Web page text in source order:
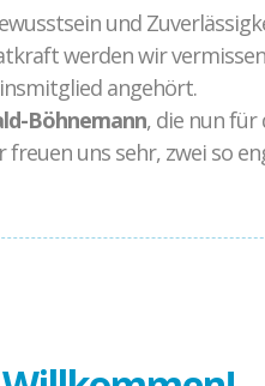
und
werden wir
angehört.
Böhnemann, die nun für
uns sehr, zwei so